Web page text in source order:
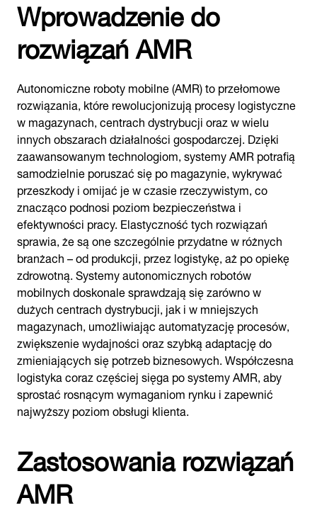
Wprowadzenie do
rozwiązań AMR
Autonomiczne roboty mobilne (AMR) to przełomowe
rozwiązania, które rewolucjonizują procesy logistyczne
w magazynach, centrach dystrybucji oraz w wielu
innych obszarach działalności gospodarczej. Dzięki
zaawansowanym technologiom, systemy AMR potrafią
samodzielnie poruszać się po magazynie, wykrywać
przeszkody i omijać je w czasie rzeczywistym, co
znacząco podnosi poziom bezpieczeństwa i
efektywności pracy. Elastyczność tych rozwiązań
sprawia, że są one szczególnie przydatne w różnych
branżach – od produkcji, przez logistykę, aż po opiekę
zdrowotną. Systemy autonomicznych robotów
mobilnych doskonale sprawdzają się zarówno w
dużych centrach dystrybucji, jak i w mniejszych
magazynach, umożliwiając automatyzację procesów,
zwiększenie wydajności oraz szybką adaptację do
zmieniających się potrzeb biznesowych. Współczesna
logistyka coraz częściej sięga po systemy AMR, aby
sprostać rosnącym wymaganiom rynku i zapewnić
najwyższy poziom obsługi klienta.
Zastosowania rozwiązań
AMR